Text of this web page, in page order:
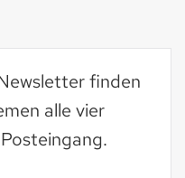
finden
alle vier